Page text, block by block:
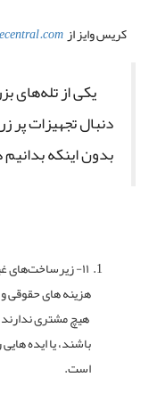
کریس وایز از
یکی از تله‌های
دنبال تجهیزات
بدون اینکه
۱۱- زیرساخت‌های
هزینه های حقوقی
باشند، یا ایده
است.